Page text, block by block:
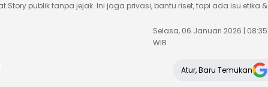
Story publik tanpa jejak. Ini jaga privasi, bantu riset, tapi ada isu etika &
Selasa, 06 Januari 2026 | 08:35
WIB
Atur, Baru Temukan